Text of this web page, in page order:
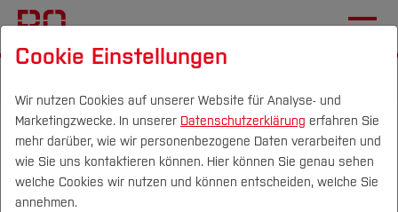
Campus Personen DE|EN Quicklinks
Mit Vereinbarung
Kooperation lebendig
gestalten
Cookie Einstellungen
Wir nutzen Cookies auf unserer Website für Analyse- und
Marketingzwecke. In unserer Datenschutzerklärung erfahren Sie
mehr darüber, wie wir personenbezogene Daten verarbeiten und
wie Sie uns kontaktieren können. Hier können Sie genau sehen
welche Cookies wir nutzen und können entscheiden, welche Sie
annehmen.